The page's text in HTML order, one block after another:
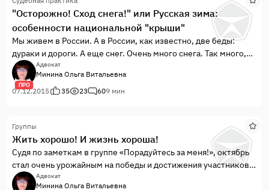
"Осторожно! Сход снега!" или Русская зима:
особенности национальной "крыши"
Мы живем в России. А в России, как известно, две беды:
дураки и дороги. А еще снег. Очень много снега. Так много,
что некоторые даже и не утруждают себя его уборкой. А
зачем? Сам упадет!
ПРО
Адвокат
Минина Ольга Витальевна
07.12.2015
35 23 609 мин
Группы
Жить хорошо! И жизнь хороша!
Судя по заметкам в группе «Порадуйтесь за меня!», октябрь
стал очень урожайным на победы и достижения участников
нашего сообщества. И это не может не радовать!!!
Адвокат
Минина Ольга Витальевна